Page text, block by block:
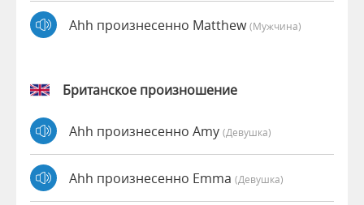
Ahh произнесенно Matthew(мужчина)
Британское произношение
Ahh произнесенно Amy (девушка)
Ahh произнесенно Emma (девушка)